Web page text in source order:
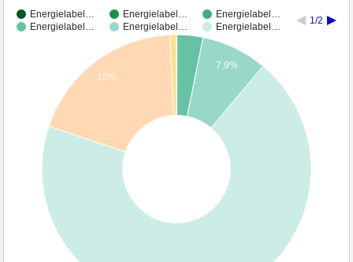
Energielabel… Energielabel…
Energielabel…
Energielabel…
Energielabel… Energielabel…
1/2
7,9%
19%